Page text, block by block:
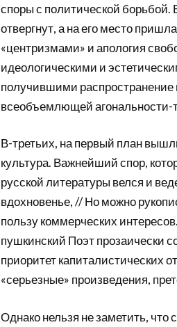
споры с политической борьбой.
отвергнут, а на его место
«центризмами» и апология
идеологическими и
получившими распространение
всеобъемлющей агональности-
В-третьих, на первый план
культура. Важнейший спор,
русской литературы велся и
вдохновенье, // Но можно
пользу коммерческих
пушкинский Поэт прозаически
приоритет капиталистических
«серьезные» произведения,
Однако нельзя не заметить, что